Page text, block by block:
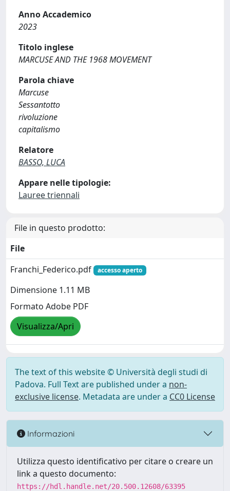
Anno Accademico
2023
Titolo inglese
MARCUSE AND THE 1968 MOVEMENT
Parola chiave
Marcuse
Sessantotto
rivoluzione
capitalismo
Relatore
BASSO, LUCA
Appare nelle tipologie:
Lauree triennali
File in questo prodotto:
File
Franchi_Federico.pdf
accesso aperto
Dimensione 1.11 MB
Formato Adobe PDF
Visualizza/Apri
The text of this website © Università degli studi di
Padova. Full Text are published under a non-
exclusive license. Metadata are under a CC0 License
Informazioni
Utilizza questo identificativo per citare o creare un
link a questo documento:
https://hdl.handle.net/20.500.12608/63395